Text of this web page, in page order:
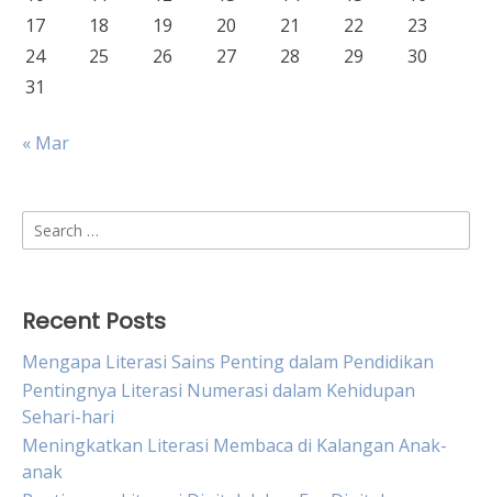
17
18 19 20 21 22
23
24
25 26 27 28 29
30
31
« Mar
Search
for:
Recent Posts
Mengapa Literasi Sains Penting dalam Pendidikan
Pentingnya Literasi Numerasi dalam Kehidupan
Sehari-hari
Meningkatkan Literasi Membaca di Kalangan Anak-
anak